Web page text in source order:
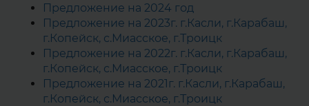
Предложение на 2024 год
Предложение на 2023г. г.Касли, г.Карабаш,
г.Копейск, с.Миасское, г.Троицк
Предложение на 2022г. г.Касли, г.Карабаш,
г.Копейск, с.Миасское, г.Троицк
Предложение на 2021г. г.Касли, г.Карабаш,
г.Копейск, с.Миасское, г.Троицк